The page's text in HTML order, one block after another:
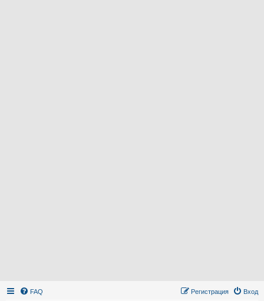
FAQ Вход
Регистрация